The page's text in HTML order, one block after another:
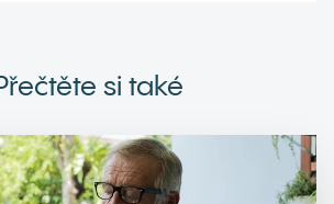
si také